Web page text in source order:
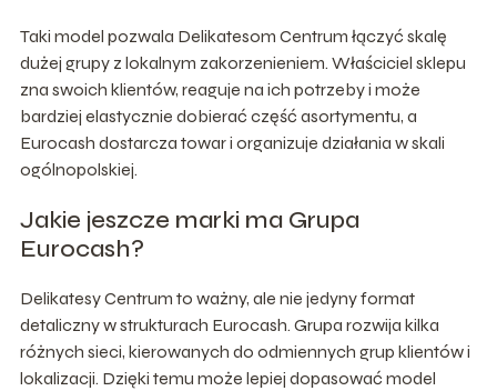
Taki model pozwala Delikatesom Centrum łączyć skalę
dużej grupy z lokalnym zakorzenieniem. Właściciel sklepu
zna swoich klientów, reaguje na ich potrzeby i może
bardziej elastycznie dobierać część asortymentu, a
Eurocash dostarcza towar i organizuje działania w skali
ogólnopolskiej.
Jakie jeszcze marki ma Grupa
Eurocash?
Delikatesy Centrum to ważny, ale nie jedyny format
detaliczny w strukturach Eurocash. Grupa rozwija kilka
różnych sieci, kierowanych do odmiennych grup klientów i
lokalizacji. Dzięki temu może lepiej dopasować model